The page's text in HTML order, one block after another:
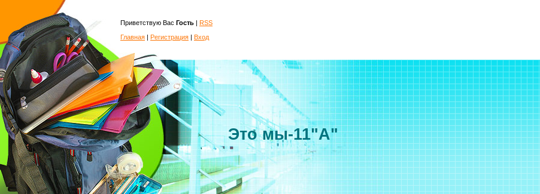
Приветствую Вас Гость | RSS
Главная | Регистрация | Вход
Это мы-11"А"